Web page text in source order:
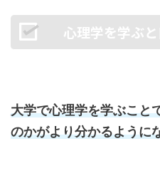
心理学を学ぶ
大学で心理学を学ぶこと
のかがより分かるように